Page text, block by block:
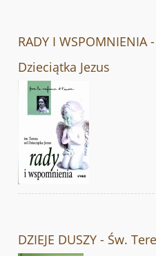
RADY I WSPOMNIENIA
Dzieciątka Jezus
DZIEJE DUSZY - Św.